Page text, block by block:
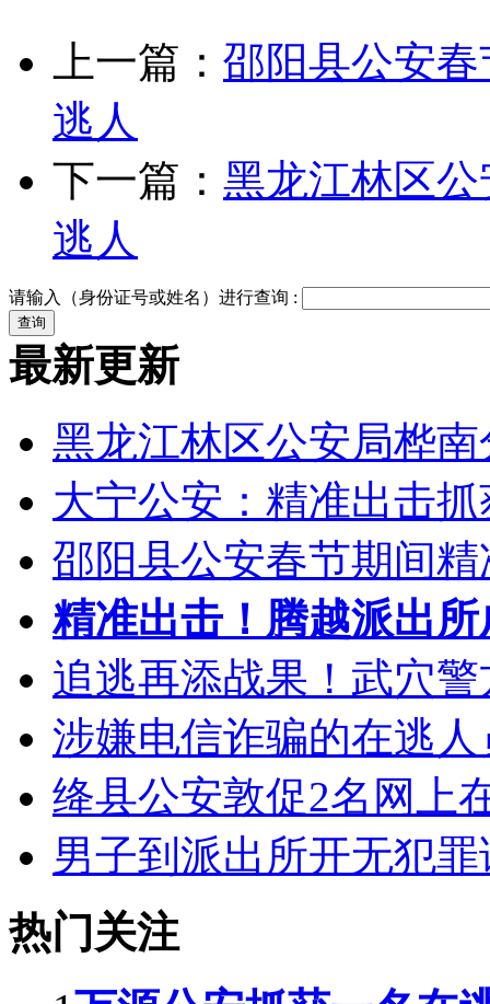
上一篇： 邵阳县公安
逃人
下一篇： 黑龙江林区
逃人
请输入（身份证号或姓名）进行查询 :
最新更新
黑龙江林区公安局桦
大宁公安：精准出击
邵阳县公安春节期间
精准出击！腾越派出
追逃再添战果！武穴
涉嫌电信诈骗的在逃
绛县公安敦促2名网上
男子到派出所开无犯
热门关注